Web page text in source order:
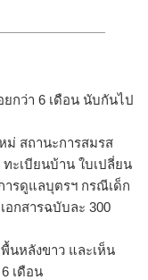
กว่า 6 เดือน นับกันไป
ม่ สถานะการสมรส
ะเบียนบ้าน ใบเปลี่ยน
ารดูแลบุตรฯ กรณีเด็ก
อกสารฉบับละ 300
นหลังขาว และเห็น
เดือน